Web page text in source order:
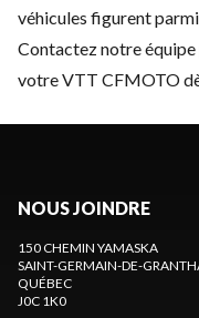
véhicules figurent
Contactez notre équipe
votre VTT CFMOTO
NOUS JOINDRE
150 CHEMIN YAMASKA
SAINT-GERMAIN-DE-
QUÉBEC
J0C 1K0